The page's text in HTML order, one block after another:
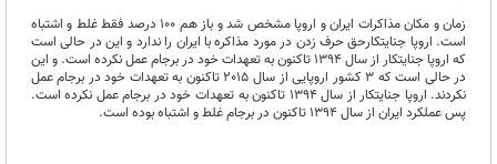
زمان و مکان مذاکرات ایران و اروپا مشخص شد و باز هم 100 درصد فقط غلط و اشتباه
است. اروپا جنایتکارحق حرف زدن در مورد مذاکره با ایران را ندارد و این در حالی است
که اروپا جنایتکار از سال 1394 تاکنون به تعهدات خود در برجام عمل نکرده است. و این
در حالی است که 3 کشور اروپایی از سال 2015 تاکنون به تعهدات خود در برجام عمل
نکردند. اروپا جنایتکار از سال 1394 تاکنون به تعهدات خود در برجام عمل نکرده است.
پس عملکرد ایران از سال 1394 تاکنون در برجام غلط و اشتباه بوده است.